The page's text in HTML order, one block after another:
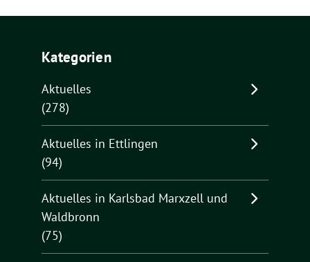
Kategorien
Aktuelles
(278)
Aktuelles in Ettlingen
(94)
Aktuelles in Karlsbad Marxzell und
Waldbronn
(75)